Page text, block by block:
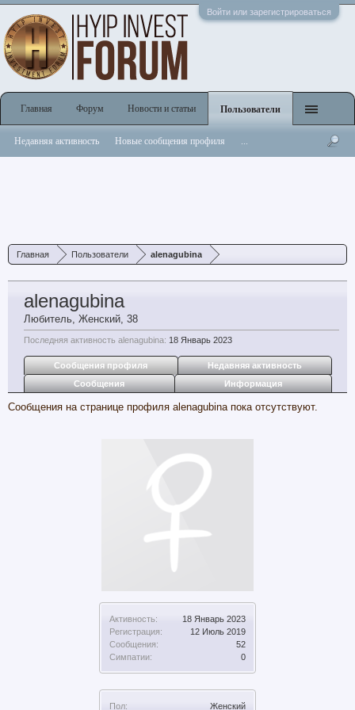
Войти или зарегистрироваться
Главная Пользователи alenagubina
Активность:
18 Январь 2023
Регистрация:
12 Июль 2019
Сообщения:
52
Симпатии:
0
Пол: Женский
alenagubina
Любитель, Женский, 38
Последняя активность alenagubina: 18 Январь 2023
Сообщения профиля
Недавняя активность
Сообщения
Информация
Сообщения на странице профиля alenagubina пока отсутствуют.
Главная Форум Новости и статьи Пользователи
Недавняя активность Новые сообщения профиля ...